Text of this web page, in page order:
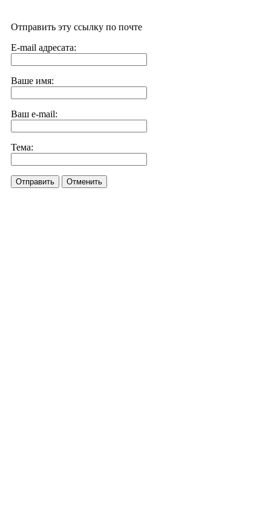
Отправить эту ссылку по почте
E-mail адресата:
Ваше имя:
Ваш e-mail:
Тема:
Отправить Отменить